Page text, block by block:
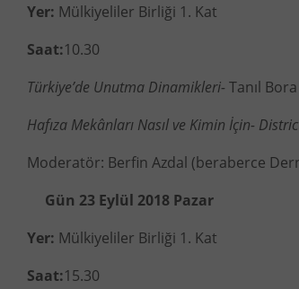
Yer: Mülkiyeliler Birliği 1. Kat
Saat:10.30
Türkiye’de Unutma Dinamikleri- Tanıl Bora
Hafıza Mekânları Nasıl ve Kimin İçin-
Moderatör: Berfin Azdal (beraberce
Gün 23 Eylül 2018 Pazar
Yer: Mülkiyeliler Birliği 1. Kat
Saat:15.30